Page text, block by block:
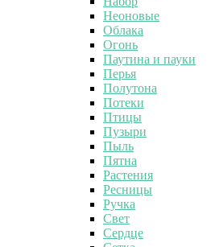
Неоновые
Облака
Огонь
Паутина и пауки
Перья
Полутона
Потеки
Птицы
Пузыри
Пыль
Пятна
Растения
Ресницы
Ручка
Свет
Сердце